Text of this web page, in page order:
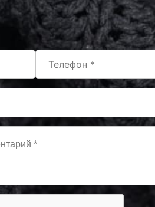
МП-20-F236/2
2400000683230
МП-20-F201/1
2400000683223